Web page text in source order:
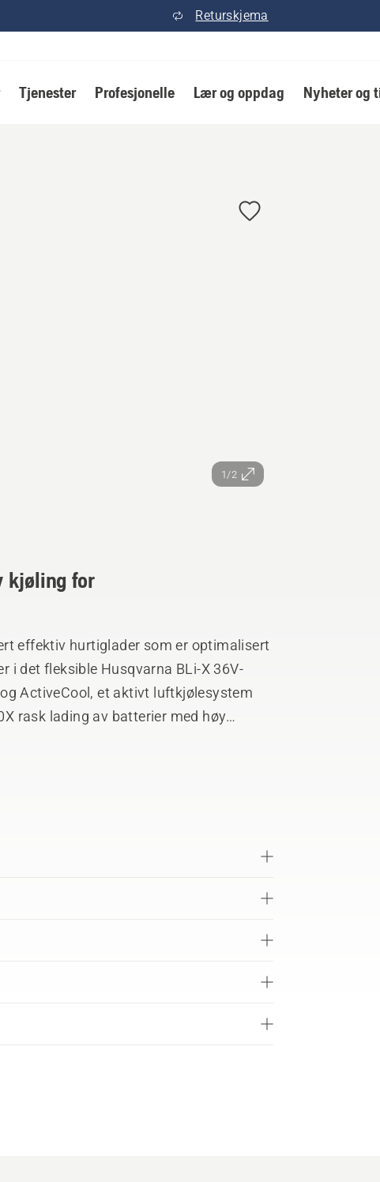
Returskjema
Tjenester Profesjonelle Lær og oppdag Nyheter og
1/2
kjøling for
effektiv hurtiglader som er optimalisert
i det fleksible Husqvarna BLi-X 36V-
ActiveCool, et aktivt luftkjølesystem
rask lading av batterier med høy